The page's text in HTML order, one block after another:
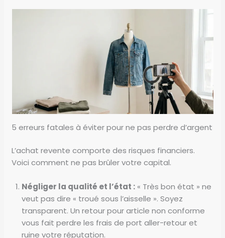
5 erreurs fatales à éviter pour ne pas perdre d’argent
L’achat revente comporte des risques financiers.
Voici comment ne pas brûler votre capital.
Négliger la qualité et l’état : « Très bon état » ne
veut pas dire « troué sous l’aisselle ». Soyez
transparent. Un retour pour article non conforme
vous fait perdre les frais de port aller-retour et
ruine votre réputation.